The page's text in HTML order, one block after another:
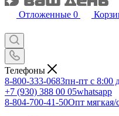
Отложенные 0
Телефоны
8-800-333-0683пн-пт с 8:00
+7 (930) 388 00 05whatsapp
8-804-700-41-50Опт мягкая/